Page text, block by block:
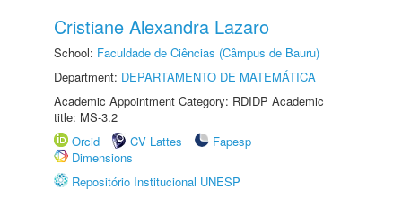
Cristiane Alexandra Lazaro
School: Faculdade de Ciências (Câmpus de Bauru)
Department: DEPARTAMENTO DE MATEMÁTICA
Academic Appointment Category: RDIDP Academic
title: MS-3.2
Orcid
CV Lattes
Fapesp
Dimensions
Repositório Institucional UNESP